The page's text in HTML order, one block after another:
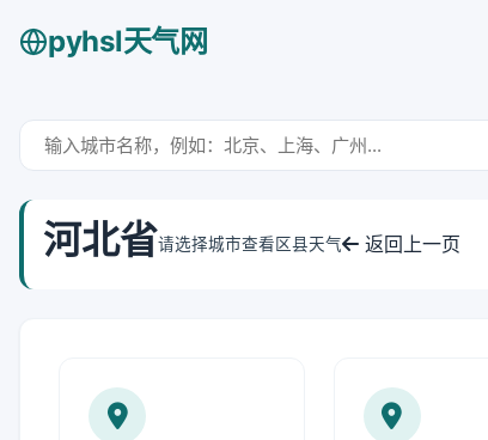
pyhsl天气网
河北省请选择城市查看区县天气 返回上一页